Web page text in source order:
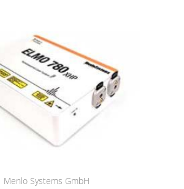
Menlo Systems GmbH